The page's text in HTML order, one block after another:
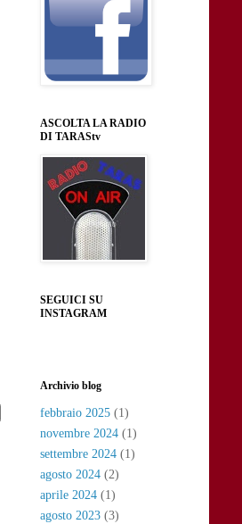
ASCOLTA LA RADIO
DI TARAStv
SEGUICI SU
INSTAGRAM
Archivio blog
febbraio 2025 (1)
novembre 2024 (1)
settembre 2024 (1)
agosto 2024 (2)
aprile 2024 (1)
agosto 2023 (3)